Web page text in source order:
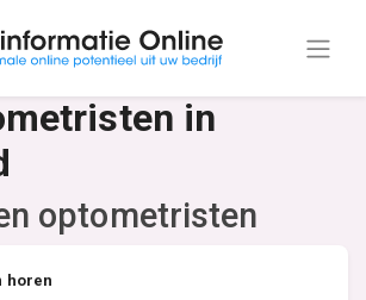
in
optometristen
horen